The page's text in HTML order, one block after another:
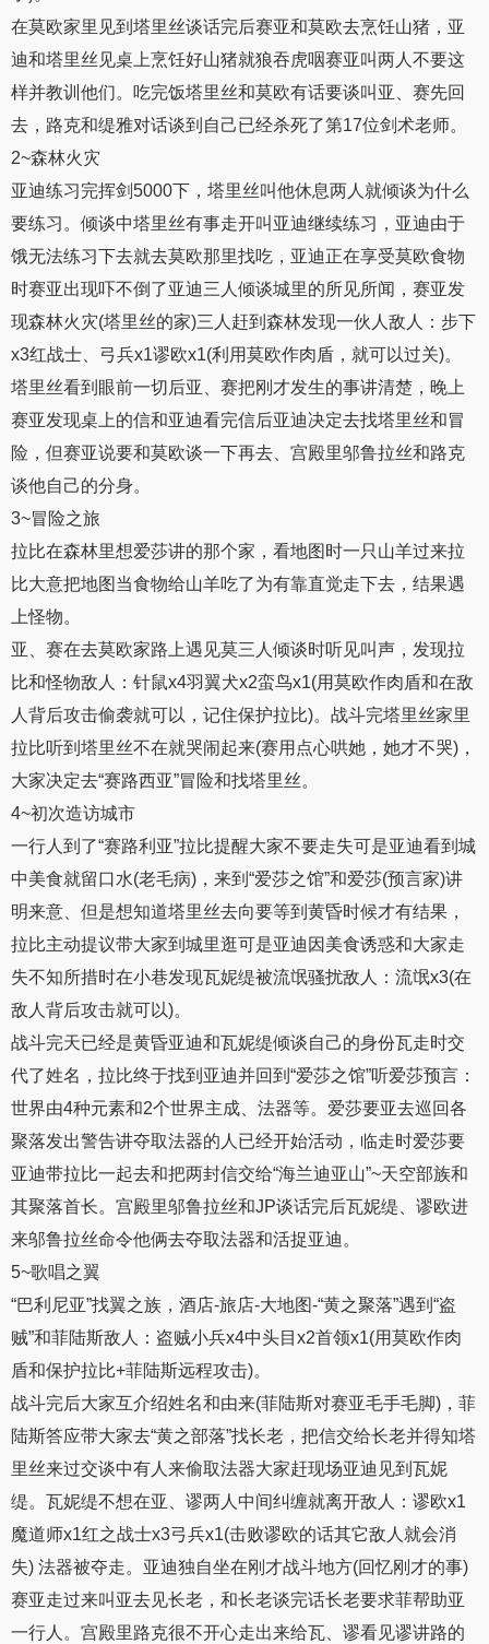
在莫欧家里见到塔里丝谈话完后赛亚和莫欧去烹饪山猪，亚
迪和塔里丝见桌上烹饪好山猪就狼吞虎咽赛亚叫两人不要这
样并教训他们。吃完饭塔里丝和莫欧有话要谈叫亚、赛先回
去，路克和缇雅对话谈到自己已经杀死了第17位剑术老师。
2~森林火灾
亚迪练习完挥剑5000下，塔里丝叫他休息两人就倾谈为什么
要练习。倾谈中塔里丝有事走开叫亚迪继续练习，亚迪由于
饿无法练习下去就去莫欧那里找吃，亚迪正在享受莫欧食物
时赛亚出现吓不倒了亚迪三人倾谈城里的所见所闻，赛亚发
现森林火灾(塔里丝的家)三人赶到森林发现一伙人敌人：步下
x3红战士、弓兵x1谬欧x1(利用莫欧作肉盾，就可以过关)。
塔里丝看到眼前一切后亚、赛把刚才发生的事讲清楚，晚上
赛亚发现桌上的信和亚迪看完信后亚迪决定去找塔里丝和冒
险，但赛亚说要和莫欧谈一下再去、宫殿里邬鲁拉丝和路克
谈他自己的分身。
3~冒险之旅
拉比在森林里想爱莎讲的那个家，看地图时一只山羊过来拉
比大意把地图当食物给山羊吃了为有靠直觉走下去，结果遇
上怪物。
亚、赛在去莫欧家路上遇见莫三人倾谈时听见叫声，发现拉
比和怪物敌人：针鼠x4羽翼犬x2蛮鸟x1(用莫欧作肉盾和在敌
人背后攻击偷袭就可以，记住保护拉比)。战斗完塔里丝家里
拉比听到塔里丝不在就哭闹起来(赛用点心哄她，她才不哭)，
大家决定去“赛路西亚”冒险和找塔里丝。
4~初次造访城市
一行人到了“赛路利亚”拉比提醒大家不要走失可是亚迪看到城
中美食就留口水(老毛病)，来到“爱莎之馆”和爱莎(预言家)讲
明来意、但是想知道塔里丝去向要等到黄昏时候才有结果，
拉比主动提议带大家到城里逛可是亚迪因美食诱惑和大家走
失不知所措时在小巷发现瓦妮缇被流氓骚扰敌人：流氓x3(在
敌人背后攻击就可以)。
战斗完天已经是黄昏亚迪和瓦妮缇倾谈自己的身份瓦走时交
代了姓名，拉比终于找到亚迪并回到“爱莎之馆”听爱莎预言：
世界由4种元素和2个世界主成、法器等。爱莎要亚去巡回各
聚落发出警告讲夺取法器的人已经开始活动，临走时爱莎要
亚迪带拉比一起去和把两封信交给“海兰迪亚山”~天空部族和
其聚落首长。宫殿里邬鲁拉丝和JP谈话完后瓦妮缇、谬欧进
来邬鲁拉丝命令他俩去夺取法器和活捉亚迪。
5~歌唱之翼
“巴利尼亚”找翼之族，酒店-旅店-大地图-“黄之聚落”遇到“盗
贼”和菲陆斯敌人：盗贼小兵x4中头目x2首领x1(用莫欧作肉
盾和保护拉比+菲陆斯远程攻击)。
战斗完后大家互介绍姓名和由来(菲陆斯对赛亚毛手毛脚)，菲
陆斯答应带大家去“黄之部落”找长老，把信交给长老并得知塔
里丝来过交谈中有人来偷取法器大家赶现场亚迪见到瓦妮
缇。瓦妮缇不想在亚、谬两人中间纠缠就离开敌人：谬欧x1
魔道师x1红之战士x3弓兵x1(击败谬欧的话其它敌人就会消
失) 法器被夺走。亚迪独自坐在刚才战斗地方(回忆刚才的事)
赛亚走过来叫亚去见长老，和长老谈完话长老要求菲帮助亚
一行人。宫殿里路克很不开心走出来给瓦、谬看见谬讲路的